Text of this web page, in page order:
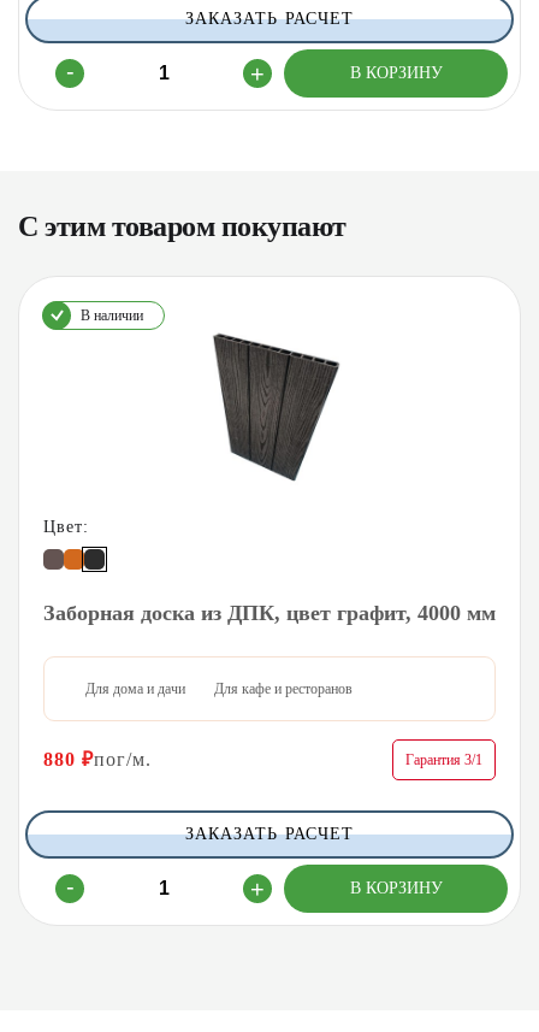
ЗАКАЗАТЬ РАСЧЕТ
С этим товаром покупают
В наличии
Цвет:
Заборная доска из ДПК, цвет графит, 4000 мм
Для дома и дачи Для кафе и ресторанов
880 ₽пог/м. Гарантия 3/1
ЗАКАЗАТЬ РАСЧЕТ